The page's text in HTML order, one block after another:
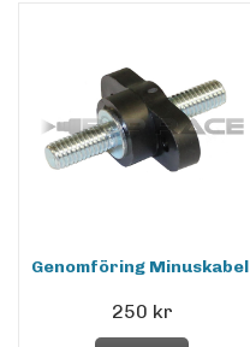
Genomföring Minuskabel
250 kr